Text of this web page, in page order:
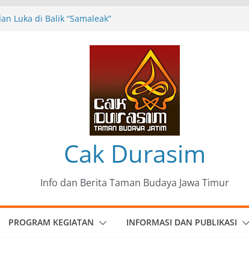
Luka di Balik “Samaleak”
Ungkapan Kritis Tentang Derita
Patria Seni Rupa Kota Blitar :
Menjadi Mantra Perlawanan
Cak Durasim
Info dan Berita Taman Budaya Jawa Timur
PROGRAM KEGIATAN INFORMASI DAN PUBLIKASI